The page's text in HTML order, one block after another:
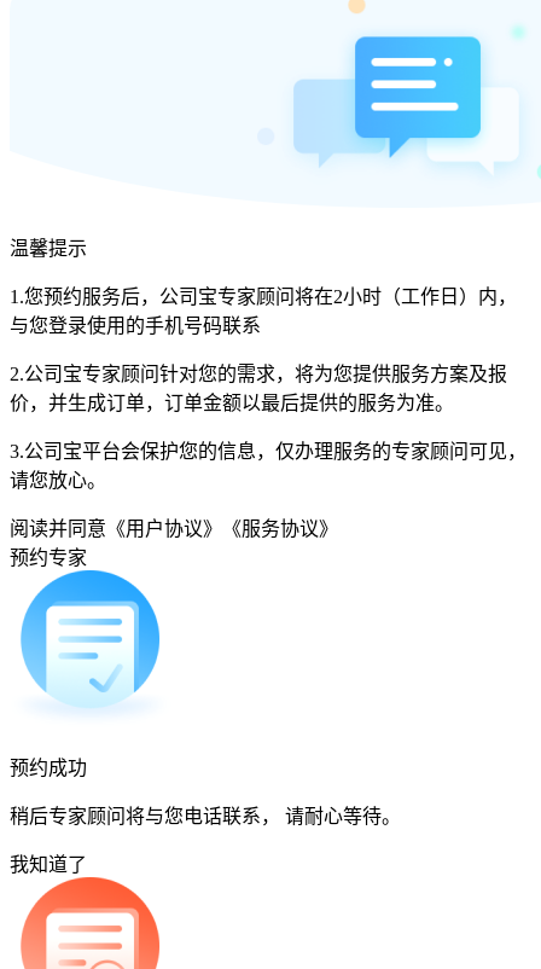
温馨提示
1.您预约服务后，公司宝专家顾问将在2小时（工作日）内，
与您登录使用的手机号码联系
2.公司宝专家顾问针对您的需求，将为您提供服务方案及报
价，并生成订单，订单金额以最后提供的服务为准。
3.公司宝平台会保护您的信息，仅办理服务的专家顾问可见，
请您放心。
阅读并同意 《用户协议》
《服务协议》
预约专家
预约成功
稍后专家顾问将与您电话联系， 请耐心等待。
我知道了